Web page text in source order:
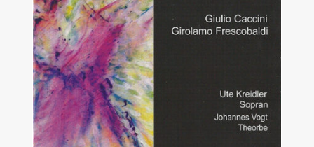
IN DEN WARENKORB
DETAILS